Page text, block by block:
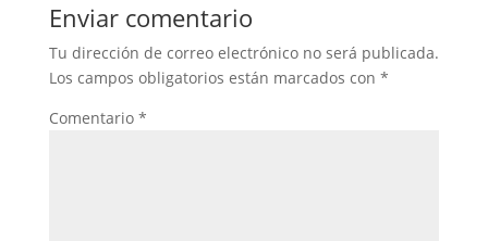
Enviar comentario
Tu dirección de correo electrónico no será publicada.
Los campos obligatorios están marcados con *
Comentario *